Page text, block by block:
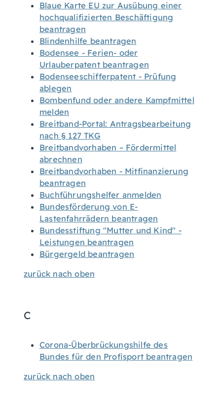
Blaue Karte EU zur Ausübung einer
hochqualifizierten Beschäftigung
beantragen
Blindenhilfe beantragen
Bodensee - Ferien- oder
Urlauberpatent beantragen
Bodenseeschifferpatent - Prüfung
ablegen
Bombenfund oder andere Kampfmittel
melden
Breitband-Portal: Antragsbearbeitung
nach § 127 TKG
Breitbandvorhaben – Fördermittel
abrechnen
Breitbandvorhaben - Mitfinanzierung
beantragen
Buchführungshelfer anmelden
Bundesförderung von E-
Lastenfahrrädern beantragen
Bundesstiftung "Mutter und Kind" -
Leistungen beantragen
Bürgergeld beantragen
zurück nach oben
C
Corona-Überbrückungshilfe des
Bundes für den Profisport beantragen
zurück nach oben